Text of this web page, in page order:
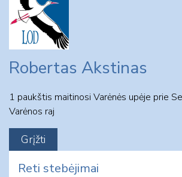
content
Robertas Akstinas
1 paukštis maitinosi Varėnės upėje prie
Varėnos raj
Reti stebėjimai